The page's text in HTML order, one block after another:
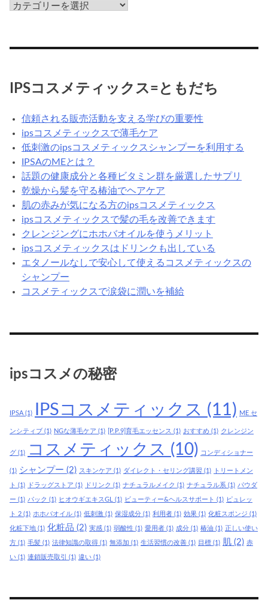
だ
ips
メ
テ
リ
IPSコスメティックス=ともだち
信頼される販売活動を支える学びの重要性
ipsコスメティックスで薄毛ケア
低刺激のipsコスメティックスシャンプーを利用する
IPSAのMEとは？
話題の健康成分と各種ビタミン群を厳選したサプリ
乾燥から髪を守る椿油でヘアケア
肌の赤みが気になる方のipsコスメティックス
ipsコスメティックスで髪の毛を改善できます
クレンジングにホホバオイルを使うメリット
ipsコスメティックスはドリンクも出している
エタノールなしで安心して使えるコスメティックスの
シャンプー
コスメティックスで涙袋に潤いを補給
ipsコスメの秘密
IPSA (1) IPSコスメティックス (11) ME セ
ンシティブ (1) NGな薄毛ケア (1) [P.P.9]育毛エッセンス (1) おすすめ (1) クレンジン
グ (1) コスメティックス (10) コンディショナー
(1) シャンプー (2) スキンケア (1) ダイレクト・セリング講習 (1) トリートメン
ト (1) ドラッグストア (1) ドリンク (1) ナチュラルメイク (1) ナチュラル系 (1) パウダ
ー (1) パック (1) ヒオウギエキスGL (1) ビューティー&ヘルスサポート (1) ピュレッ
ト 2 (1) ホホバオイル (1) 低刺激 (1) 保湿成分 (1) 利用者 (1) 効果 (1) 化粧スポンジ (1)
化粧下地 (1) 化粧品 (2) 実感 (1) 弱酸性 (1) 愛用者 (1) 成分 (1) 椿油 (1) 正しい使い
方 (1) 毛髪 (1) 法律知識の取得 (1) 無添加 (1) 生活習慣の改善 (1) 目標 (1) 肌 (2) 赤
い (1) 連鎖販売取引 (1) 違い (1)